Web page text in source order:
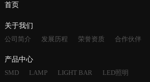
首页
关于我们
公司简介
发展历程 荣誉资质 合作伙伴
产品中心
SMD
LAMP LIGHT BAR LED照明